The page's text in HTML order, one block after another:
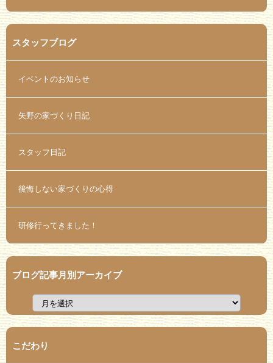
スタッフブログ
イベントのお知らせ
矢野の家づくり日記
スタッフ日記
後悔しない家づくりの心得
研修行ってきました！
ブログ記事月別アーカイブ
こだわり